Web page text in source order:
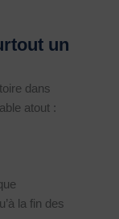
un
dans
atout :
la fin des